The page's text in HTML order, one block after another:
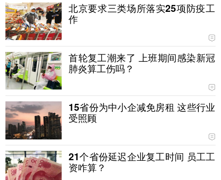
北京要求三类场所落实25项防疫工
作
首轮复工潮来了 上班期间感染新冠
肺炎算工伤吗？
15省份为中小企减免房租 这些行业
受照顾
21个省份延迟企业复工时间 员工工
资咋算？